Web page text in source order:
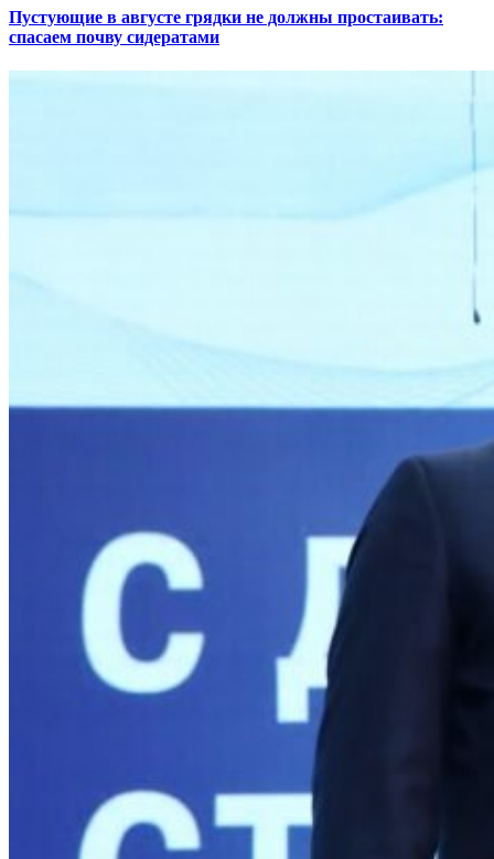
Пустующие в августе грядки не должны простаивать:
спасаем почву сидератами